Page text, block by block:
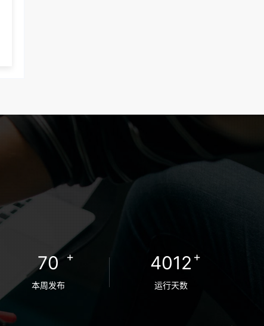
库可能更倾向于选择受过高等教育的女性作
为捐赠者，但这并不是绝对的筛选条件。 心
理状态评估：捐赠者需要进行心理状态评
估，以确定其对捐赠过程的态度、理解可能
遇到的问题以及未来与受卵者的关系。这有
助于确保捐赠者在捐赠过程中保持积极的心
态，并理解其捐赠行为的意义。 其他标准 责
定性，捐赠者需要有责任心，善于沟通，并
70 +
本周发布
4012 +
运行天数